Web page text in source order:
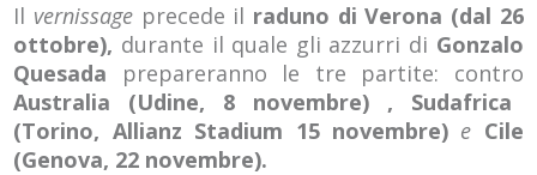
Il vernissage precede il raduno di Verona (dal 26
ottobre), durante il quale gli azzurri di Gonzalo
Quesada prepareranno le tre partite: contro
Australia (Udine, 8 novembre) , Sudafrica
(Torino, Allianz Stadium 15 novembre) e Cile
(Genova, 22 novembre).